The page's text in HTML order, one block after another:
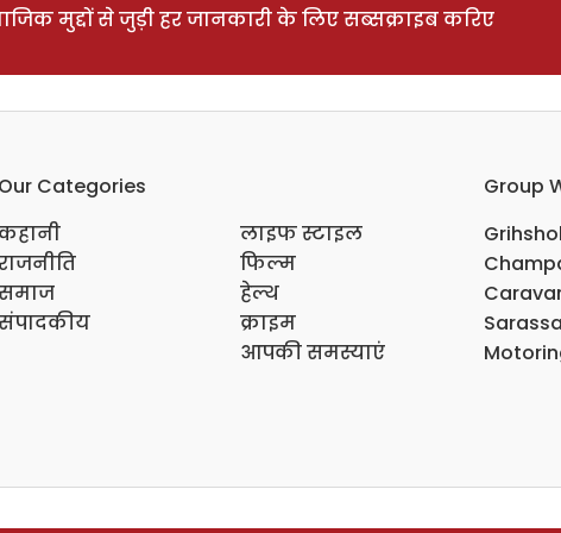
मुद्दों से जुड़ी हर जानकारी के लिए सब्सक्राइब करिए
Our Categories
लाइफ स्टाइल
फिल्म
हेल्थ
क्राइम
आपकी समस्याएं
Group